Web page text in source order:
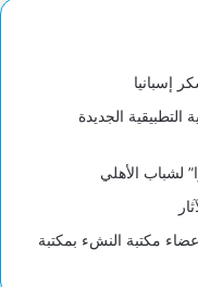
إسبانيا
التطبيقية الجديدة
لشباب الأهلي
مكتبة النشء بمكتبة